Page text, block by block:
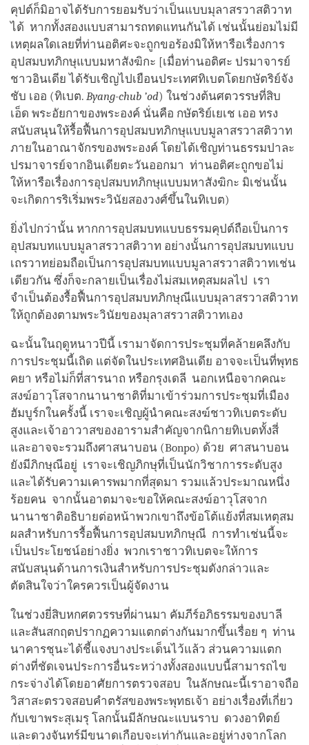
คุปต์ก็มิอาจได้รับการยอมรับว่าเป็นแบบมุลาสรวาสติวาท
ได้ หากทั้งสองแบบสามารถทดแทนกันได้ เช่นนั้นย่อมไม่มี
เหตุผลใดเลยที่ท่านอติศะจะถูกขอร้องมิให้หารือเรื่องการ
อุปสมบทภิกษุแบบมหาสังฆิกะ [เมื่อท่านอติศะ ปรมาจารย์
ชาวอินเดีย ได้รับเชิญไปเยือนประเทศทิเบตโดยกษัตริย์จัง
ชับ เออ (ทิเบต. Byang-chub ’od) ในช่วงต้นศตวรรษที่สิบ
เอ็ด พระอัยกาของพระองค์ นั่นคือ กษัตริย์เยเช เออ ทรง
สนับสนุนให้รื้อฟื้นการอุปสมบทภิกษุแบบมูลาสรวาสติวาท
ภายในอาณาจักรของพระองค์ โดยได้เชิญท่านธรรมปาละ
ปรมาจารย์จากอินเดียตะวันออกมา ท่านอติศะถูกขอไม่
ให้หารือเรื่องการอุปสมบทภิกษุแบบมหาสังฆิกะ มิเช่นนั้น
จะเกิดการริเริ่มพระวินัยสองวงศ์ขึ้นในทิเบต)
ยิ่งไปกว่านั้น หากการอุปสมบทแบบธรรมคุปต์ถือเป็นการ
อุปสมบทแบบมูลาสรวาสติวาท อย่างนั้นการอุปสมบทแบบ
เถรวาทย่อมถือเป็นการอุปสมบทแบบมูลาสรวาสติวาทเช่น
เดียวกัน ซึ่งก็จะกลายเป็นเรื่องไม่สมเหตุสมผลไป เรา
จำเป็นต้องรื้อฟื้นการอุปสมบทภิกษุณีแบบมุลาสรวาสติวาท
ให้ถูกต้องตามพระวินัยของมุลาสรวาสติวาทเอง
ฉะนั้นในฤดูหนาวปีนี้ เรามาจัดการประชุมที่คล้ายคลึงกับ
การประชุมนี้เถิด แต่จัดในประเทศอินเดีย อาจจะเป็นที่พุทธ
คยา หรือไม่ก็ที่สารนาถ หรือกรุงเดลี นอกเหนือจากคณะ
สงฆ์อาวุโสจากนานาชาติที่มาเข้าร่วมการประชุมที่เมือง
ฮัมบูร์กในครั้งนี้ เราจะเชิญผู้นำคณะสงฆ์ชาวทิเบตระดับ
สูงและเจ้าอาวาสของอารามสำคัญจากนิกายทิเบตทั้งสี่
และอาจจะรวมถึงศาสนาบอน (Bonpo) ด้วย ศาสนาบอน
ยังมีภิกษุณีอยู่ เราจะเชิญภิกษุที่เป็นนักวิชาการระดับสูง
และได้รับความเคารพมากที่สุดมา รวมแล้วประมาณหนึ่ง
ร้อยคน จากนั้นอาตมาจะขอให้คณะสงฆ์อาวุโสจาก
นานาชาติอธิบายต่อหน้าพวกเขาถึงข้อโต้แย้งที่สมเหตุสม
ผลสำหรับการรื้อฟื้นการอุปสมบทภิกษุณี การทำเช่นนี้จะ
เป็นประโยชน์อย่างยิ่ง พวกเราชาวทิเบตจะให้การ
สนับสนุนด้านการเงินสำหรับการประชุมดังกล่าวและ
ตัดสินใจว่าใครควรเป็นผู้จัดงาน
ในช่วงยี่สิบหกศตวรรษที่ผ่านมา คัมภีร์อภิธรรมของบาลี
และสันสกฤตปรากฏความแตกต่างกันมากขึ้นเรื่อย ๆ ท่าน
นาคารชุนะได้ชี้แจงบางประเด็นไว้แล้ว ส่วนความแตก
ต่างที่ชัดเจนประการอื่นระหว่างทั้งสองแบบนี้สามารถไข
กระจ่างได้โดยอาศัยการตรวจสอบ ในลักษณะนี้เราอาจถือ
วิสาสะตรวจสอบคำตรัสของพระพุทธเจ้า อย่างเรื่องที่เกี่ยว
กับเขาพระสุเมรุ โลกนั้นมีลักษณะแบนราบ ดวงอาทิตย์
และดวงจันทร์มีขนาดเกือบจะเท่ากันและอยู่ห่างจากโลก